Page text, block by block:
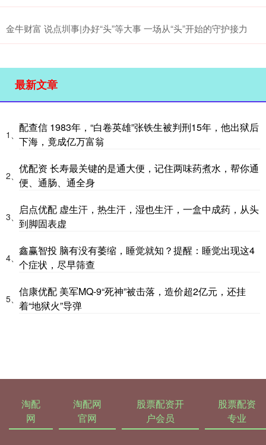
金牛财富 说点圳事|办好“头”等大事 一场从“头”开始的守护接力
最新文章
1、
配查信 1983年，“白卷英雄”张铁生被判刑15年，他出狱后
下海，竟成亿万富翁
2、
优配资 长寿最关键的是通大便，记住两味药煮水，帮你通
便、通肠、通全身
3、
启点优配 虚生汗，热生汗，湿也生汗，一盒中成药，从头
到脚固表虚
4、
鑫赢智投 脑有没有萎缩，睡觉就知？提醒：睡觉出现这4
个症状，尽早筛查
5、
信康优配 美军MQ-9“死神”被击落，造价超2亿元，还挂
着“地狱火”导弹
淘配
网
淘配网
官网
股票配资开
户会员
股票配资
专业